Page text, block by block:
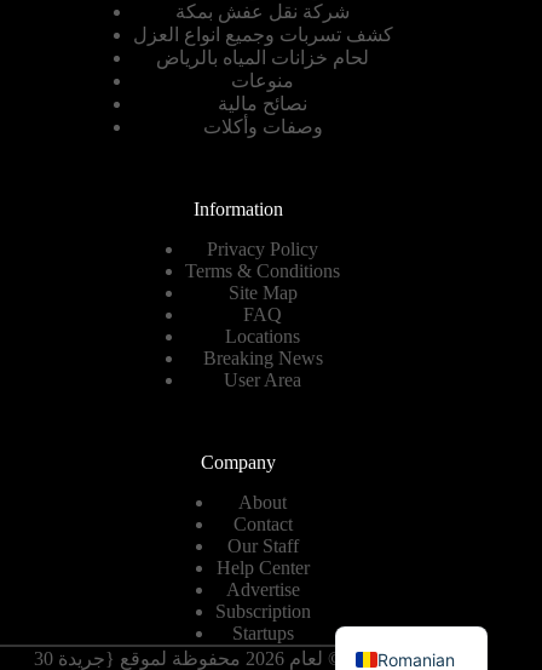
شركة نقل عفش بمكة
كشف تسربات وجميع انواع العزل
لحام خزانات المياه بالرياض
منوعات
نصائح مالية
وصفات وأكلات
Information
Privacy Policy
Terms & Conditions
Site Map
FAQ
Locations
Breaking News
User Area
Company
About
Contact
Our Staff
Help Center
Advertise
Subscription
Startups
حقوق النشر © لعام 2026 محفوظة لموقع {جريدة 30
Romanian